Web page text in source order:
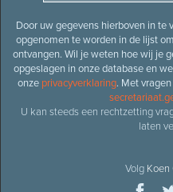
Door uw gegevens hierboven in
opgenomen te worden in de lijst
ontvangen. Wil je weten hoe wij je
opgeslagen in onze database en
onze privacyverklaring. Met
U kan steeds een rechtzetting
laten
Volg Koen